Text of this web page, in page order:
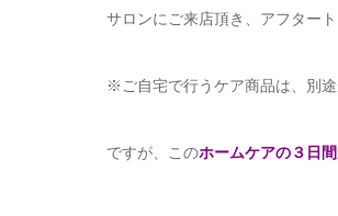
サロンにご来店頂き、アフター
※ご自宅で行うケア商品は、別途
ですが、このホームケアの３日